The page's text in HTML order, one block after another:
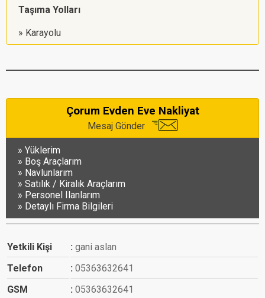
Taşıma Yolları
Karayolu
Çorum Evden Eve Nakliyat
Mesaj Gönder
Yüklerim
Boş Araçlarım
Navlunlarım
Satılık / Kiralık Araçlarım
Personel Ilanlarım
Detaylı Firma Bilgileri
Yetkili Kişi
gani aslan
Telefon
05363632641
GSM
05363632641